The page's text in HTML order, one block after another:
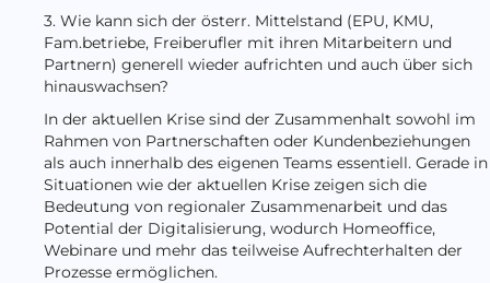
3. Wie kann sich der österr. Mittelstand (EPU, KMU,
Fam.betriebe, Freiberufler mit ihren Mitarbeitern und
Partnern) generell wieder aufrichten und auch über sich
hinauswachsen?
In der aktuellen Krise sind der Zusammenhalt sowohl im
Rahmen von Partnerschaften oder Kundenbeziehungen
als auch innerhalb des eigenen Teams essentiell. Gerade in
Situationen wie der aktuellen Krise zeigen sich die
Bedeutung von regionaler Zusammenarbeit und das
Potential der Digitalisierung, wodurch Homeoffice,
Webinare und mehr das teilweise Aufrechterhalten der
Prozesse ermöglichen.